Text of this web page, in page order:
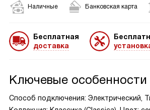
Наличные Банковская карта
Бесплатная
доставка
Ключевые особенности
Способ подключения: Электрический,